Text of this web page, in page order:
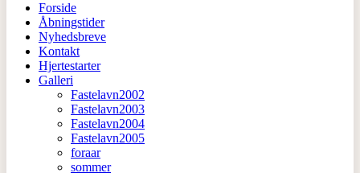
Forside
Åbningstider
Nyhedsbreve
Kontakt
Hjertestarter
Galleri
Fastelavn2002
Fastelavn2003
Fastelavn2004
Fastelavn2005
foraar
sommer